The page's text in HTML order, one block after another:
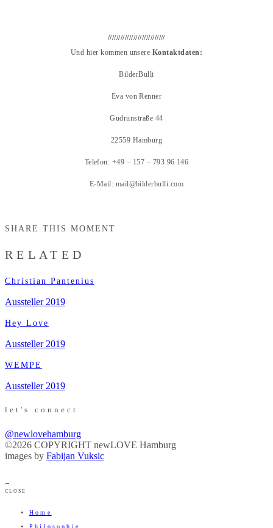
///////////////////////////
Und hier kommen unsere Kontaktdaten:
BilderBulli
Eva von Renner
Gudrunstraße 44
22559 Hamburg
Telefon: +49 – 157 – 793 96 146
E-Mail: mail@bilderbulli.com
SHARE THIS MOMENT
RELATED
Christian Pantenius
Aussteller 2019
Hey Love
Aussteller 2019
WEMPE
Aussteller 2019
let's connect
@newlovehamburg
©2026 COPYRIGHT newLOVE Hamburg
images by Fabijan Vuksic
CLOSE
Home
Philosophie